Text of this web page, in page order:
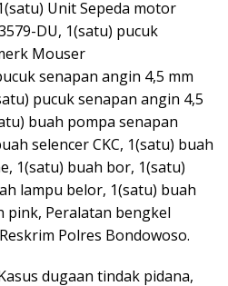
Unit Sepeda motor
DU, 1(satu) pucuk
Mouser
senapan angin 4,5 mm
pucuk senapan angin 4,5
buah pompa senapan
selencer CKC, 1(satu) buah
1(satu) buah bor, 1(satu)
lampu belor, 1(satu) buah
pink, Peralatan bengkel
Polres Bondowoso.
dugaan tindak pidana,